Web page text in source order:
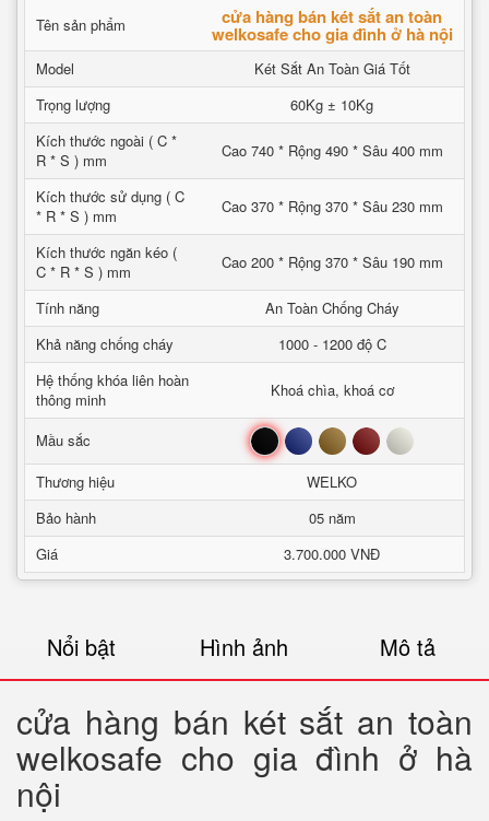
Tên sản phẩm cửa hàng bán két sắt an toàn
welkosafe cho gia đình ở hà nội
Model
Két Sắt An Toàn Giá Tốt
Trọng lượng
60Kg ± 10Kg
Kích thước ngoài ( C *
R * S ) mm
Cao 740 * Rộng 490 * Sâu 400 mm
Kích thước sử dụng ( C
* R * S ) mm
Cao 370 * Rộng 370 * Sâu 230 mm
Kích thước ngăn kéo (
C * R * S ) mm
Cao 200 * Rộng 370 * Sâu 190 mm
Tính năng
An Toàn Chống Cháy
Khả năng chống cháy
1000 - 1200 độ C
Hệ thống khóa liên hoàn
thông minh
Khoá chìa, khoá cơ
Mầu sắc Đen Xanh Nâu Đỏ Trắng
Thương hiệu
WELKO
Bảo hành
05 năm
Giá
3.700.000 VNĐ
Nổi bật Hình ảnh Mô tả
cửa hàng bán két sắt an toàn
welkosafe cho gia đình ở hà
nội